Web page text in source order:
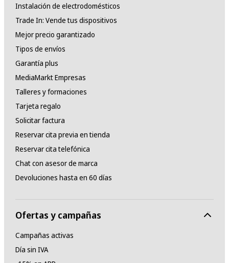
Instalación de electrodomésticos
Trade In: Vende tus dispositivos
Mejor precio garantizado
Tipos de envíos
Garantía plus
MediaMarkt Empresas
Talleres y formaciones
Tarjeta regalo
Solicitar factura
Reservar cita previa en tienda
Reservar cita telefónica
Chat con asesor de marca
Devoluciones hasta en 60 días
Ofertas y campañas
Campañas activas
Día sin IVA